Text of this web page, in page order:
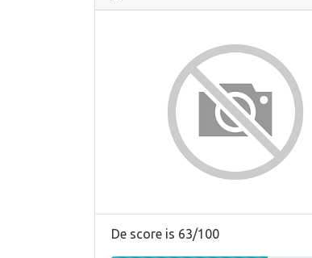
De score is 63/100